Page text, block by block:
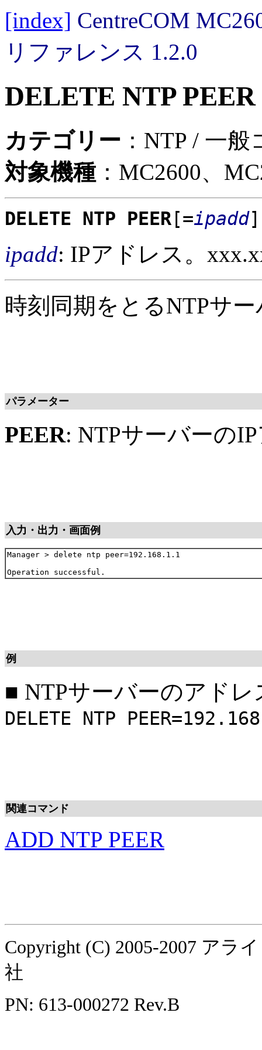
[index] CentreCOM
リファレンス 1.2.0
DELETE NTP PEER
カテゴリー ：NTP / 一
対象機種 ：MC2600、
DELETE NTP PEER [=ipadd]
ipadd: IPアドレス。
時刻同期をとるNTPサ
パラメーター
PEER: NTPサーバーの
入力・出力・画面例
Manager > delete ntp peer=192.168.1.1
例
■ NTPサーバーのアド
DELETE NTP
関連コマンド
ADD NTP PEER
Copyright (C) 2005-2007 アラ
社
PN: 613-000272 Rev.B